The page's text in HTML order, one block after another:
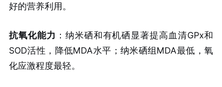
好的营养利用。
抗氧化能力 ：纳米硒和有机硒显著提高血清GPx和
SOD活性，降低MDA水平；纳米硒组MDA最低，氧
化应激程度最轻。